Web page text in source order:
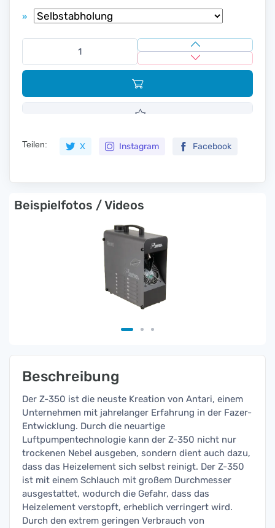
»
Teilen: X Instagram Facebook
Beispielfotos / Videos
Beschreibung
Der Z-350 ist die neuste Kreation von Antari, einem
Unternehmen mit jahrelanger Erfahrung in der Fazer-
Entwicklung. Durch die neuartige
Luftpumpentechnologie kann der Z-350 nicht nur
trockenen Nebel ausgeben, sondern dient auch dazu,
dass das Heizelement sich selbst reinigt. Der Z-350
ist mit einem Schlauch mit großem Durchmesser
ausgestattet, wodurch die Gefahr, dass das
Heizelement verstopft, erheblich verringert wird.
Durch den extrem geringen Verbrauch von